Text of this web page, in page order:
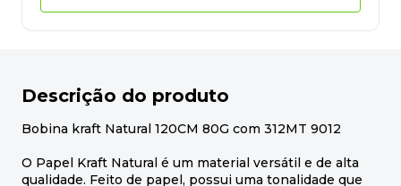
Descrição do produto
Bobina kraft Natural 120CM 80G com 312MT 9012
O Papel Kraft Natural é um material versátil e de alta
qualidade. Feito de papel, possui uma tonalidade que